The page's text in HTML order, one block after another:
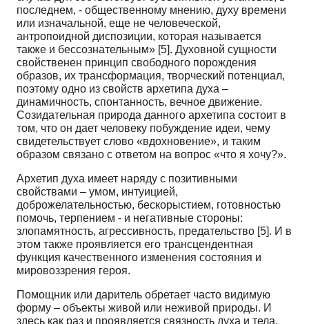
последнем, - общественному мнению, духу времени
или изначальной, еще не человеческой,
антропоидной диспозиции, которая называется
также и бессознательным» [5]. Духовной сущности
свойственен принцип свободного порождения
образов, их трансформация, творческий потенциал,
поэтому одно из свойств архетипа духа –
динамичность, спонтанность, вечное движение.
Созидательная природа данного архетипа состоит в
том, что он дает человеку побуждение идеи, чему
свидетельствует слово «вдохновение», и таким
образом связано с ответом на вопрос «что я хочу?».
Архетип духа имеет наряду с позитивными
свойствами – умом, интуицией,
доброжелательностью, бескорыстием, готовностью
помочь, терпением - и негативные стороны:
злопамятность, агрессивность, предательство [5]. И в
этом также проявляется его трансцендентная
функция качественного изменения состояния и
мировоззрения героя.
Помощник или даритель обретает часто видимую
форму – объекты живой или неживой природы. И
здесь как раз и проявляется связность духа и тела,